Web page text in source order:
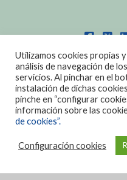
POLITICA DE
DISEÑO:
Utilizamos cookies propias
análisis de navegación de
servicios. Al pinchar en el
instalación de dichas
pinche en “configurar
información sobre las
de cookies”.
Configuración cookies